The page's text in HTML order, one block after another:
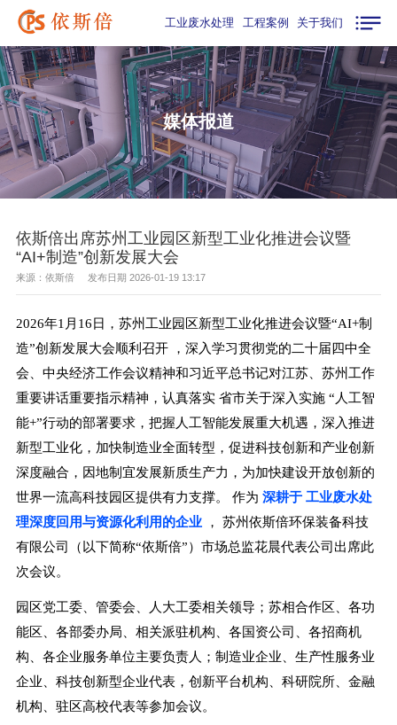
工业废水处理 工程案例 关于我们
媒体报道
依斯倍出席苏州工业园区新型工业化推进会议暨
“AI+制造”创新发展大会
来源：依斯倍 发布日期 2026-01-19 13:17
2026年1月16日，苏州工业园区新型工业化推进会议暨“AI+制
造”创新发展大会顺利召开
，深入学习贯彻党的二十届四中全
会、中央经济工作会议精神和习近平总书记对江苏、苏州工作
重要讲话重要指示精神，认真落实 省市关于深入实施 “人工智
能+”行动的部署要求，把握人工智能发展重大机遇，深入推进
新型工业化，加快制造业全面转型，促进科技创新和产业创新
深度融合，因地制宜发展新质生产力，为加快建设开放创新的
世界一流高科技园区提供有力支撑。
作为 深耕于 工业废水处
理深度回用与资源化利用的企业
，
苏州依斯倍环保装备科技
有限公司（以下简称“依斯倍”）市场总监花晨代表公司出席此
次会议。
园区党工委、管委会、人大工委相关领导；苏相合作区、各功
能区、各部委办局、相关派驻机构、各国资公司、各招商机
构、各企业服务单位主要负责人；制造业企业、生产性服务业
企业、科技创新型企业代表，创新平台机构、科研院所、金融
机构、驻区高校代表等参加会议。